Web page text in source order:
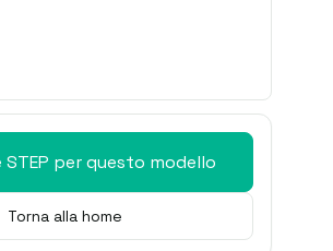
STEP per questo modello
Torna alla home